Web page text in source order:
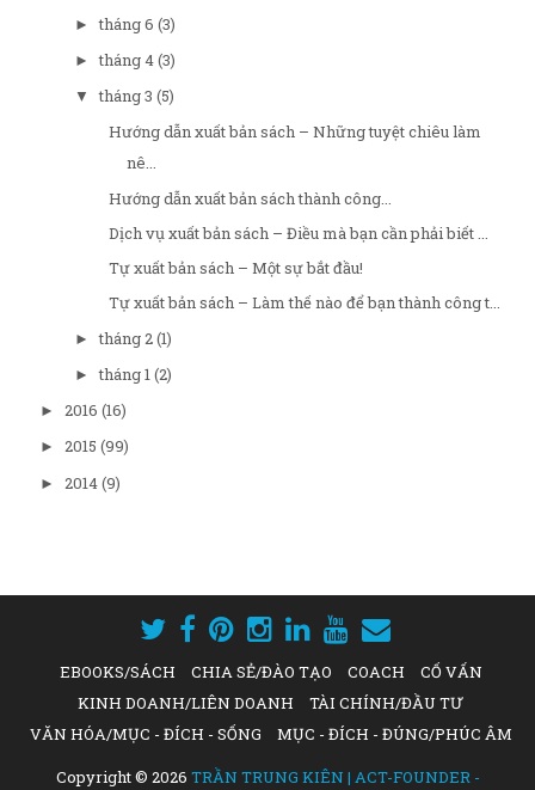
►tháng 6 (3)
►tháng 4(3)
▼tháng 3 (5)
Hướng dẫn xuất bản sách – Những tuyệt chiêu làm
nê...
Hướng dẫn xuất bản sách thành công...
Dịch vụ xuất bản sách – Điều mà bạn cần phải biết ...
Tự xuất bản sách – Một sự bắt đầu!
Tự xuất bản sách – Làm thế nào để bạn thành công t...
►tháng 2(1)
►tháng 1(2)
► 2016 (16)
► 2015 (99)
► 2014(9)
EBOOKS/SÁCH CHIA SẺ/ĐÀO TẠO COACH
CỐ VẤN
KINH DOANH/LIÊN DOANH
TÀI CHÍNH/ĐẦU TƯ
VĂN HÓA/MỤC - ĐÍCH - SỐNG
MỤC - ĐÍCH - ĐÚNG/PHÚC ÂM
Copyright © 2026 TRẦN TRUNG KIÊN | ACT-FOUNDER -